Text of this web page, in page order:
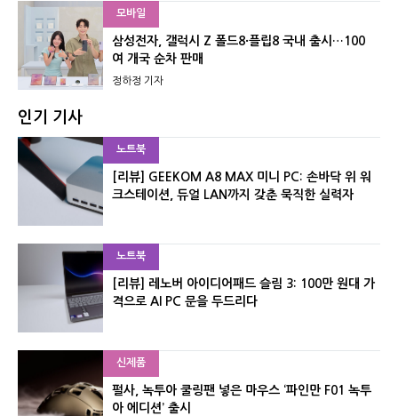
모바일
삼성전자, 갤럭시 Z 폴드8·플립8 국내 출시…100
여 개국 순차 판매
정하정 기자
인기 기사
노트북
[리뷰] GEEKOM A8 MAX 미니 PC: 손바닥 위 워
크스테이션, 듀얼 LAN까지 갖춘 묵직한 실력자
노트북
[리뷰] 레노버 아이디어패드 슬림 3: 100만 원대 가
격으로 AI PC 문을 두드리다
신제품
펄사, 녹투아 쿨링팬 넣은 마우스 ‘파인만 F01 녹투
아 에디션’ 출시